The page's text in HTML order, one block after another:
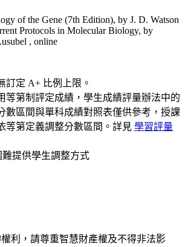
of the Gene (7th Edition), by J. D. Watson
Protocols in Molecular Biology, by
, online
訂定 A+ 比例上限。
等第制評定成績，學生成績評量辦法中的
數區間與單科成績對照表僅供參考，授課
等第定義調整分數區間。詳見 學習評量
難提供學生調整方式
利，請尊重智慧財產權及不得非法影